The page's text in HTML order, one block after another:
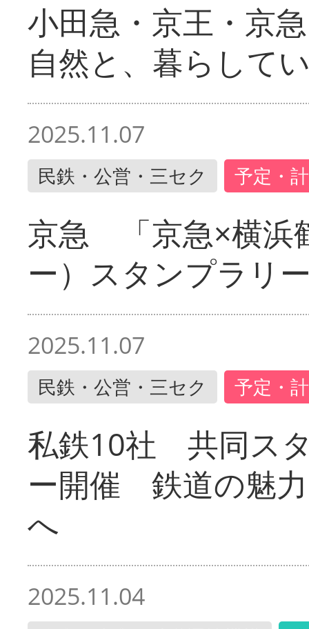
小田急・京王・京
自然と、暮らして
2025.11.07
民鉄・公営・三セク 予定・
京急 「京急×横浜
ー）スタンプラリ
2025.11.07
民鉄・公営・三セク 予定・
私鉄10社 共同ス
ー開催 鉄道の魅
へ
2025.11.04